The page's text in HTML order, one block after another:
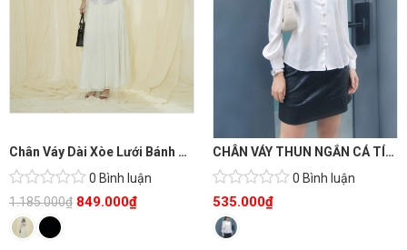
Chân Váy Dài Xòe Lưới Bánh Bèo
0 Bình luận
1.185.000₫ 849.000₫
CHÂN VÁY THUN NGẮN CÁ TÍNH
0 Bình luận
535.000₫